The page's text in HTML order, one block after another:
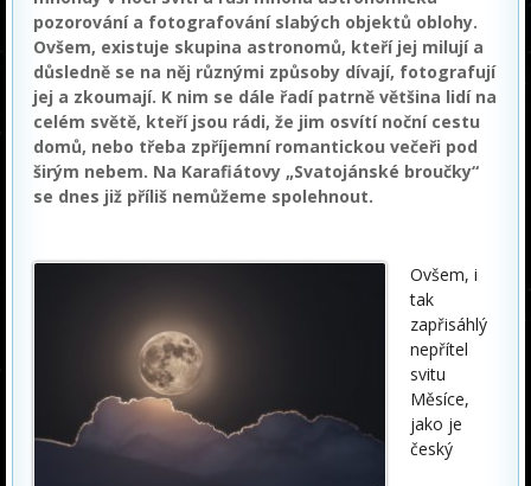
pozorování a fotografování slabých objektů oblohy.
Ovšem, existuje skupina astronomů, kteří jej milují a
důsledně se na něj různými způsoby dívají, fotografují
jej a zkoumají. K nim se dále řadí patrně většina lidí na
celém světě, kteří jsou rádi, že jim osvítí noční cestu
domů, nebo třeba zpříjemní romantickou večeři pod
širým nebem. Na Karafiátovy „Svatojánské broučky“
se dnes již příliš nemůžeme spolehnout.
Ovšem, i
tak
zapřisáhlý
nepřítel
svitu
Měsíce,
jako je
český